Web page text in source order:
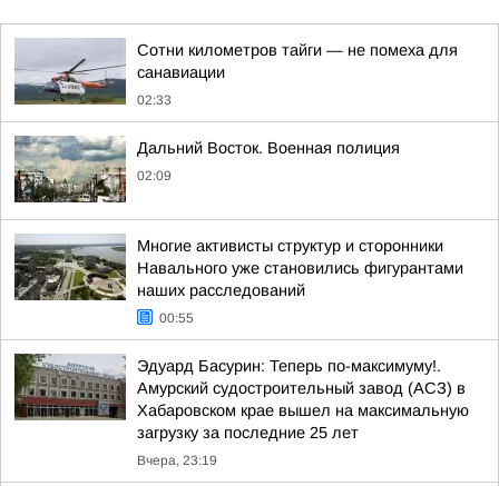
Сотни километров тайги — не помеха для
санавиации
02:33
Дальний Восток. Военная полиция
02:09
Многие активисты структур и сторонники
Навального уже становились фигурантами
наших расследований
00:55
Эдуард Басурин: Теперь по-максимуму!.
Амурский судостроительный завод (АСЗ) в
Хабаровском крае вышел на максимальную
загрузку за последние 25 лет
Вчера, 23:19